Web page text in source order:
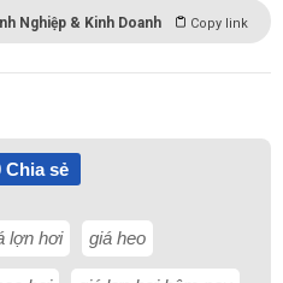
Nghiệp & Kinh Doanh Copy link
Chia sẻ
lợn hơi giá heo